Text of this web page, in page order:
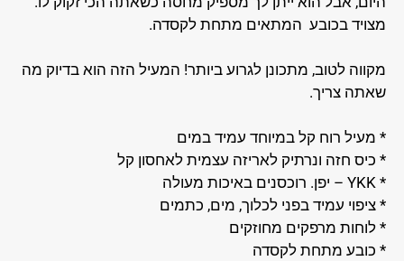
מצויד בכובע המתאים מתחת לקסדה.
מקווה לטוב, מתכונן לגרוע ביותר! המעיל הזה הוא בדיוק מה
שאתה צריך.
* מעיל רוח קל במיוחד עמיד במים
* כיס חזה ונרתיק לאריזה עצמית לאחסון קל
* YKK – יפן. רוכסנים באיכות מעולה
* ציפוי עמיד בפני לכלוך, מים, כתמים
* לוחות מרפקים מחוזקים
* כובע מתחת לקסדה